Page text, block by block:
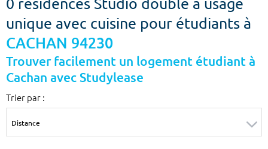
Ville, école
Budget min
€
Budget max
m² m²
unique avec cuisine pour étudiants à
CACHAN 94230
Trouver facilement un logement étudiant à
Cachan avec Studylease
Trier par :